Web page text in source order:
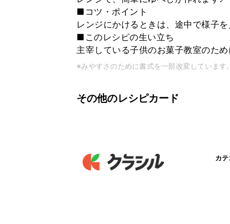
■コツ・ポイント
レンジにかけるときは、途中で様子を
■このレシピの生い立ち
主宰している子供のお菓子教室のため
※みやすさのために書式を一部改変しています。
その他のレシピカード
カ